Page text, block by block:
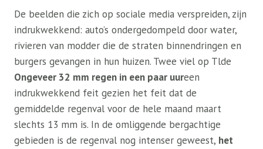
De beelden die zich op sociale media verspreiden, zijn
indrukwekkend: auto’s ondergedompeld door water,
rivieren van modder die de straten binnendringen en
burgers gevangen in hun huizen. Twee viel op Tlde
Ongeveer 32 mm regen in een paar uureen
indrukwekkend feit gezien het feit dat de
gemiddelde regenval voor de hele maand maart
slechts 13 mm is. In de omliggende bergachtige
gebieden is de regenval nog intenser geweest, het